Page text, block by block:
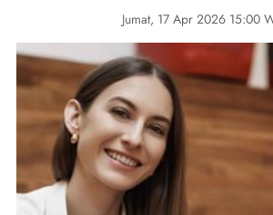
Jumat, 17 Apr 2026 15:00